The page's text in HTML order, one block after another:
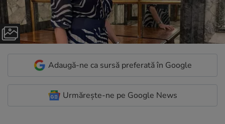
Adaugă-ne ca sursă preferată în Google
Urmărește-ne pe Google News